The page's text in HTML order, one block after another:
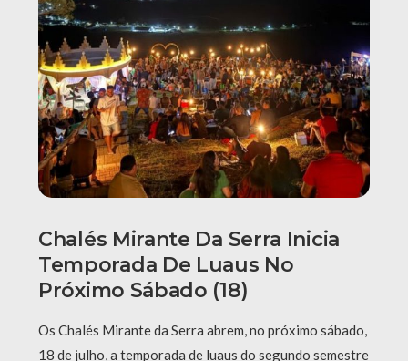
Chalés Mirante Da Serra Inicia
Temporada De Luaus No
Próximo Sábado (18)
Os Chalés Mirante da Serra abrem, no próximo sábado,
18 de julho, a temporada de luaus do segundo semestre